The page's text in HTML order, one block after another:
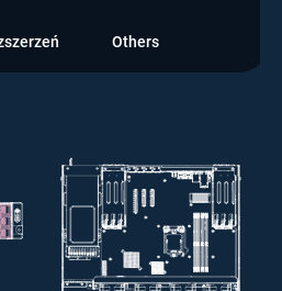
Others